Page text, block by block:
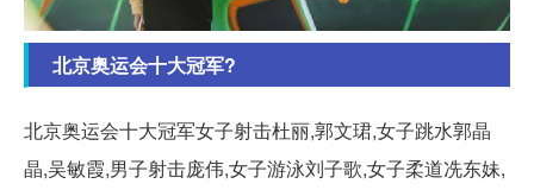
北京奥运会十大冠军?
北京奥运会十大冠军女子射击杜丽,郭文珺,女子跳水郭晶
晶,吴敏霞,男子射击庞伟,女子游泳刘子歌,女子柔道冼东妹,